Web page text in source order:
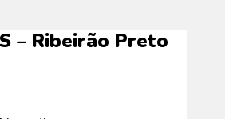
– Ribeirão Preto